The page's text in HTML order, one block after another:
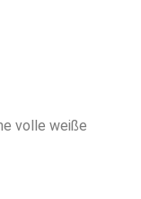
volle weiße